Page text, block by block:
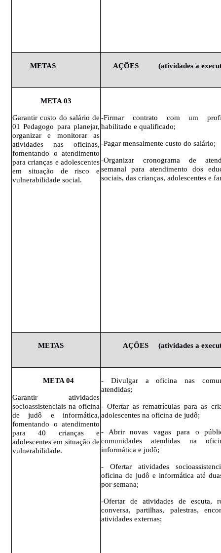
METAS AÇÕES (atividades a
META 03
Garantir custo do salário de
01 Pedagogo para planejar,
organizar e monitorar as
atividades nas oficinas,
fomentando o atendimento
para crianças e adolescentes
em situação de risco e
vulnerabilidade social.
-Firmar contrato com um
habilitado e qualificado;
-Pagar mensalmente custo do salário;
-Organizar cronograma de
semanal para atendimento dos
sociais, das crianças, adolescentes e
METAS AÇÕES (atividades a
META 04
Garantir atividades
socioassistenciais na oficina
de judô e informática,
fomentando o atendimento
para 40 crianças e
adolescentes em situação de
vulnerabilidade.
- Divulgar a oficina nas
atendidas;
- Ofertar as rematrículas para as
adolescentes na oficina de judô;
- Abrir novas vagas para o
comunidades atendidas na
informática e judô;
- Ofertar
atividades
oficina de judô e informática até
por semana;
-Ofertar de atividades de escuta,
conversa, partilhas, palestras,
atividades externas;